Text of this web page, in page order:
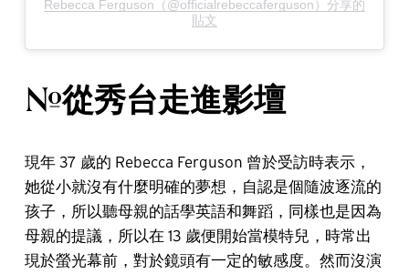
Rebecca Ferguson（@officialrebeccaferguson）分享的
貼文
#從秀台走進影壇
現年 37 歲的 Rebecca Ferguson 曾於受訪時表示，
她從小就沒有什麼明確的夢想，自認是個隨波逐流的
孩子，所以聽母親的話學英語和舞蹈，同樣也是因為
母親的提議，所以在 13 歲便開始當模特兒，時常出
現於螢光幕前，對於鏡頭有一定的敏感度。然而沒演